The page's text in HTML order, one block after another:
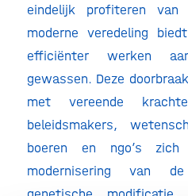
eindelijk profiteren van
moderne veredeling
efficiënter werken
gewassen. Deze
met vereende
beleidsmakers,
boeren en ngo’s
modernisering van